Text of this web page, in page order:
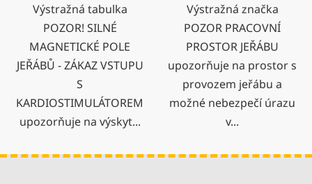
Výstražná tabulka
POZOR! SILNÉ
MAGNETICKÉ POLE
JEŘÁBŮ - ZÁKAZ VSTUPU
S
KARDIOSTIMULÁTOREM
upozorňuje na výskyt...
Výstražná značka
POZOR PRACOVNÍ
PROSTOR JEŘÁBU
upozorňuje na prostor s
provozem jeřábu a
možné nebezpečí úrazu
v...